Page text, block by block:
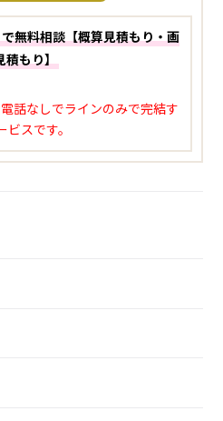
無料相談【概算見積もり・画
積もり】
話なしでラインのみで完結す
ビスです。